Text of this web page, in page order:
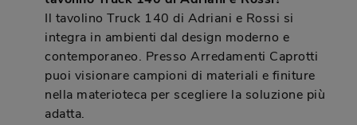
Il tavolino Truck 140 di Adriani e Rossi si
integra in ambienti dal design moderno e
contemporaneo. Presso Arredamenti Caprotti
puoi visionare campioni di materiali e finiture
nella materioteca per scegliere la soluzione più
adatta.